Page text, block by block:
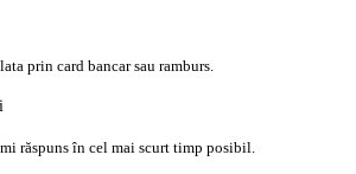
prin card bancar sau ramburs.
răspuns în cel mai scurt timp posibil.